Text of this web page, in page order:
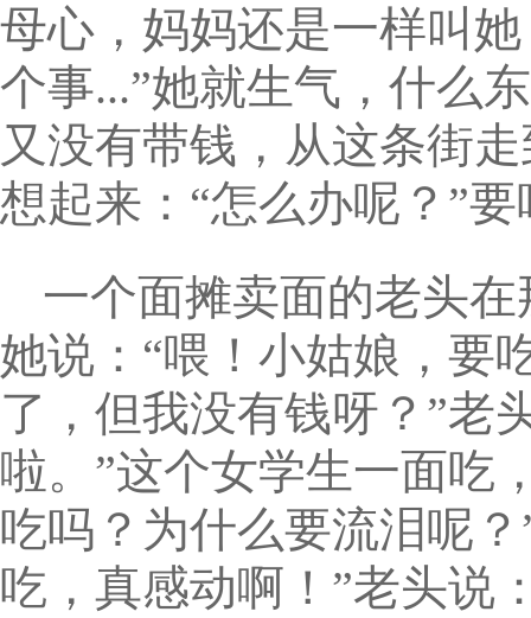
母心，妈妈还是一样叫
个事...”她就生气，什么
又没有带钱，从这条街
想起来：“怎么办呢？”
一个面摊卖面的老头
她说：“喂！小姑娘，要
了，但我没有钱呀？”老
啦。”这个女学生一面吃
吃吗？为什么要流泪呢
吃，真感动啊！”老头说